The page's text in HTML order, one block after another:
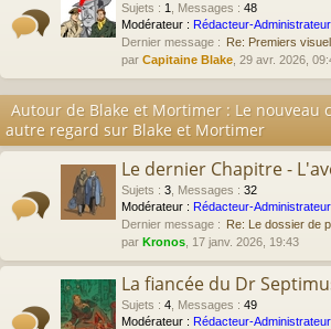
Sujets : 1 Messages : 48
Modérateur : Rédacteur-Administrateur
Dernier message : Re: Premiers
par Capitaine Blake , 29 avr. 2026,
Autour de Blake et Mortimer : Le nouveau
autre regard sur Blake et Mortimer
Le dernier Chapitre -
Sujets : 3 Messages : 32
Modérateur : Rédacteur-Administrateur
Dernier message : Re: Le dossier de
par Kronos , 17 janv. 2026, 19:43
La fiancée du Dr
Sujets : 4 Messages : 49
Modérateur : Rédacteur-Administrateur